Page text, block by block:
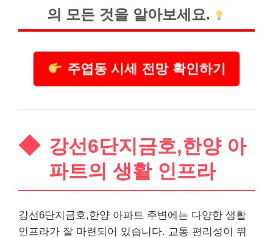
의 모든 것을 알아보세요.
주엽동 시세 전망 확인하기
강선6단지금호,한양 아
파트의 생활 인프라
강선6단지금호,한양 아파트 주변에는 다양한 생활
인프라가 잘 마련되어 있습니다. 교통 편리성이 뛰